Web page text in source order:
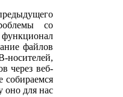
со
файлов
носителей,
через веб-
собираемся
оно для нас